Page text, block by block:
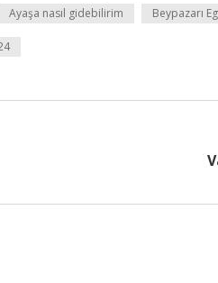
Ayaşa nasıl gidebilirim Beypazarı